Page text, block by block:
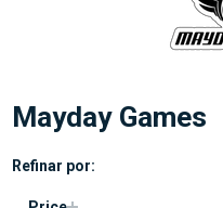
Mayday Games
Refinar por: